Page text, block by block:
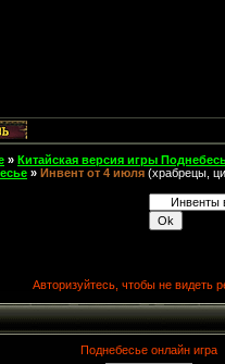
» Китайская версия игры
» Инвент от 4 июля (храбрецы,
Авторизуйтесь, чтобы не видеть
Поднебесье онлайн игра